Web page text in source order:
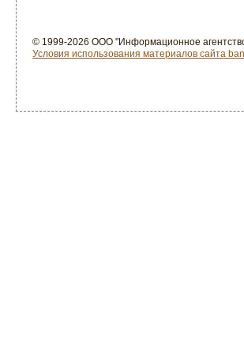
© 1999-2026 ООО "Информационное
Условия использования материалов сайта